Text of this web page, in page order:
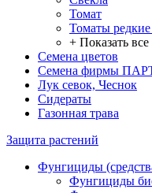
Томат
Томаты редкие
+ Показать все
Семена цветов
Семена фирмы
Лук севок, Чеснок
Сидераты
Газонная трава
Защита растений
Фунгициды
Фунгициды